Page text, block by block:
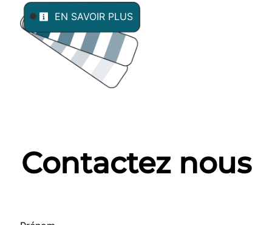
EN SAVOIR PLUS
Contactez nous